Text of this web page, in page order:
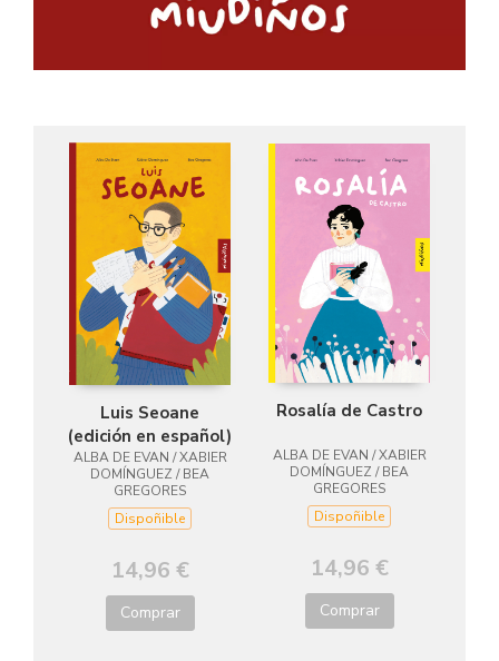
Luis Seoane
(edición en español)
ALBA DE EVAN / XABIER
DOMÍNGUEZ / BEA
GREGORES
Dispoñible
14,96 €
Comprar
Rosalía de Castro
ALBA DE EVAN / XABIER
DOMÍNGUEZ / BEA
GREGORES
Dispoñible
14,96 €
Comprar